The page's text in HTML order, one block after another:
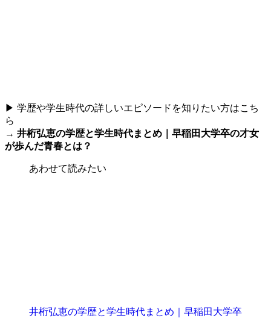
▶ 学歴や学生時代の詳しいエピソードを知りたい方はこち
ら
→ 井桁弘恵の学歴と学生時代まとめ｜早稲田大学卒の才女
が歩んだ青春とは？
あわせて読みたい
井桁弘恵の学歴と学生時代まとめ｜早稲田大学卒